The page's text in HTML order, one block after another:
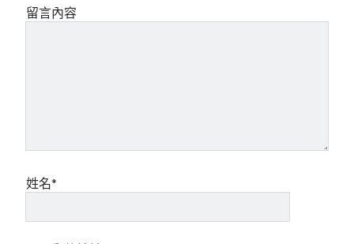
留言內容
姓名*